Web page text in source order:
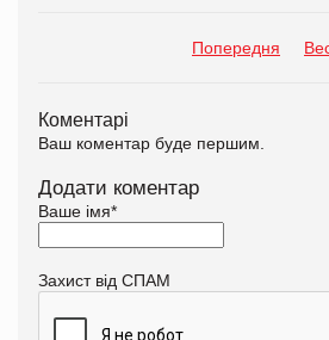
Попередня
Коментарі
Ваш коментар буде першим.
Додати коментар
Ваше імя*
Захист від СПАМ